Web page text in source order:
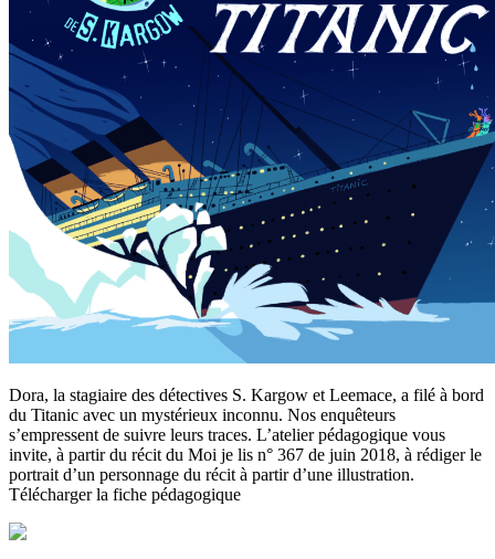
Dora, la stagiaire des détectives S. Kargow et Leemace, a filé à bord
du Titanic avec un mystérieux inconnu. Nos enquêteurs
s’empressent de suivre leurs traces. L’atelier pédagogique vous
invite, à partir du récit du Moi je lis n° 367 de juin 2018, à rédiger le
portrait d’un personnage du récit à partir d’une illustration.
Télécharger la fiche pédagogique